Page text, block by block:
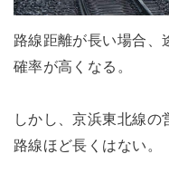
路線距離が長い場合、
確率が高くなる。
しかし、京浜東北線
路線ほど長くはない。